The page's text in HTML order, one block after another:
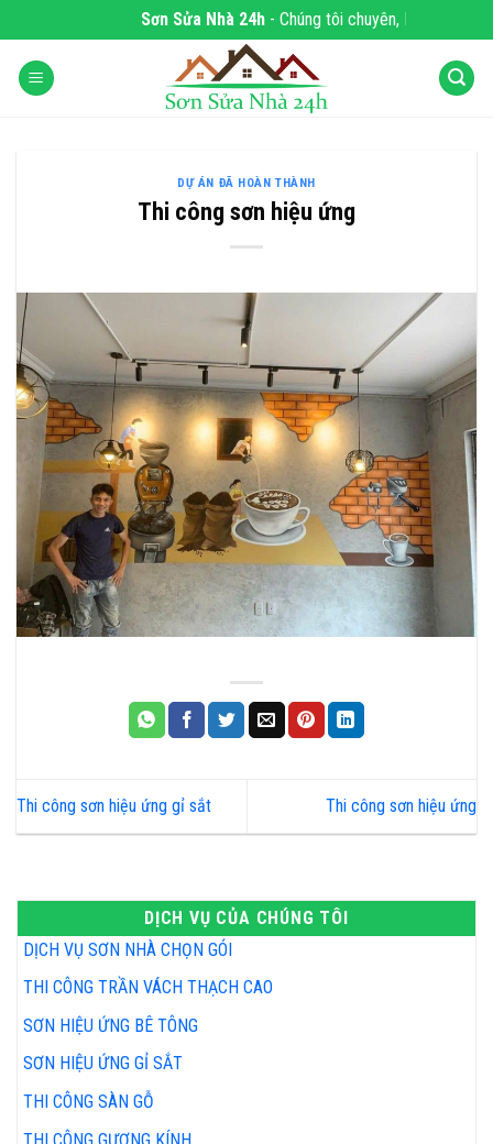
to
content
Sơn Sửa Nhà 24h- Chúng tôi chuyên, DỊCH VỤ SƠN
DỊCH VỤ CỦA CHÚNG TÔI
DỊCH VỤ SƠN NHÀ CHỌN GÓI
THI CÔNG TRẦN VÁCH THẠCH CAO
SƠN HIỆU ỨNG BÊ TÔNG
SƠN HIỆU ỨNG GỈ SẮT
THI CÔNG SÀN GỖ
THI CÔNG GƯƠNG KÍNH
DỰ ÁN ĐÃ HOÀN THÀNH
Thi công sơn hiệu ứng
Thi công sơn hiệu ứng gỉ sắt Thi công sơn hiệu ứng